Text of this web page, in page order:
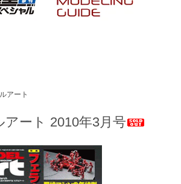
アート
アート 2010年3月号